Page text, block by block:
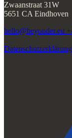
Zwaanstraat 31W
5651 CA Eindhoven
hello@beyonder.eu
Datenschutzerklärung